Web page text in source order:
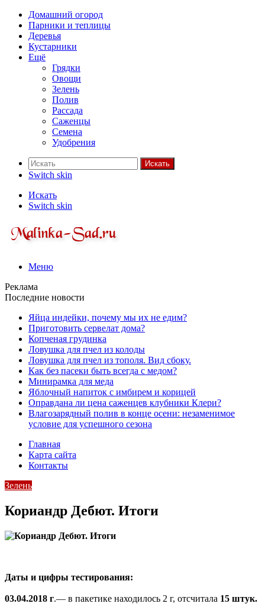
Домашний огород
Парники и теплицы
Деревья
Кустарники
Ещё
Грядки
Овощи
Зелень
Полив
Рассада
Саженцы
Семена
Удобрения
Искать
Switch skin
Искать
Switch skin
Меню
Реклама
Последние новости
Яйца индейки, почему мы их не едим?
Приготовить сервелат⁠⁠ дома?
Копченая грудинка
Ловушка для пчел из колоды
Ловушка для пчел из тополя. Вид сбоку.
Как без пасеки быть всегда с медом?
Минирамка для меда
Яблочный напиток с имбирем и корицей
Оправдана ли цена саженцев клубники Клери?
Влагозарядный полив в конце осени: незаменимое
условие для успешного сезона
Главная
Карта сайта
Контакты
Зелень
Кориандр Дебют. Итоги
Даты и цифры тестирования:
03.04.2018 г.— в пакетике находилось 2 г, отсчитала 15 штук.